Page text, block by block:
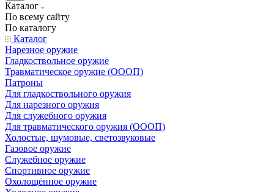
Каталог
По всему сайту
По каталогу
Каталог
Нарезное оружие
Гладкоствольное оружие
Травматическое оружие (ОООП)
Патроны
Для гладкоствольного оружия
Для нарезного оружия
Для служебного оружия
Для травматического оружия (ОООП)
Холостые, шумовые, светозвуковые
Газовое оружие
Служебное оружие
Спортивное оружие
Охолощённое оружие